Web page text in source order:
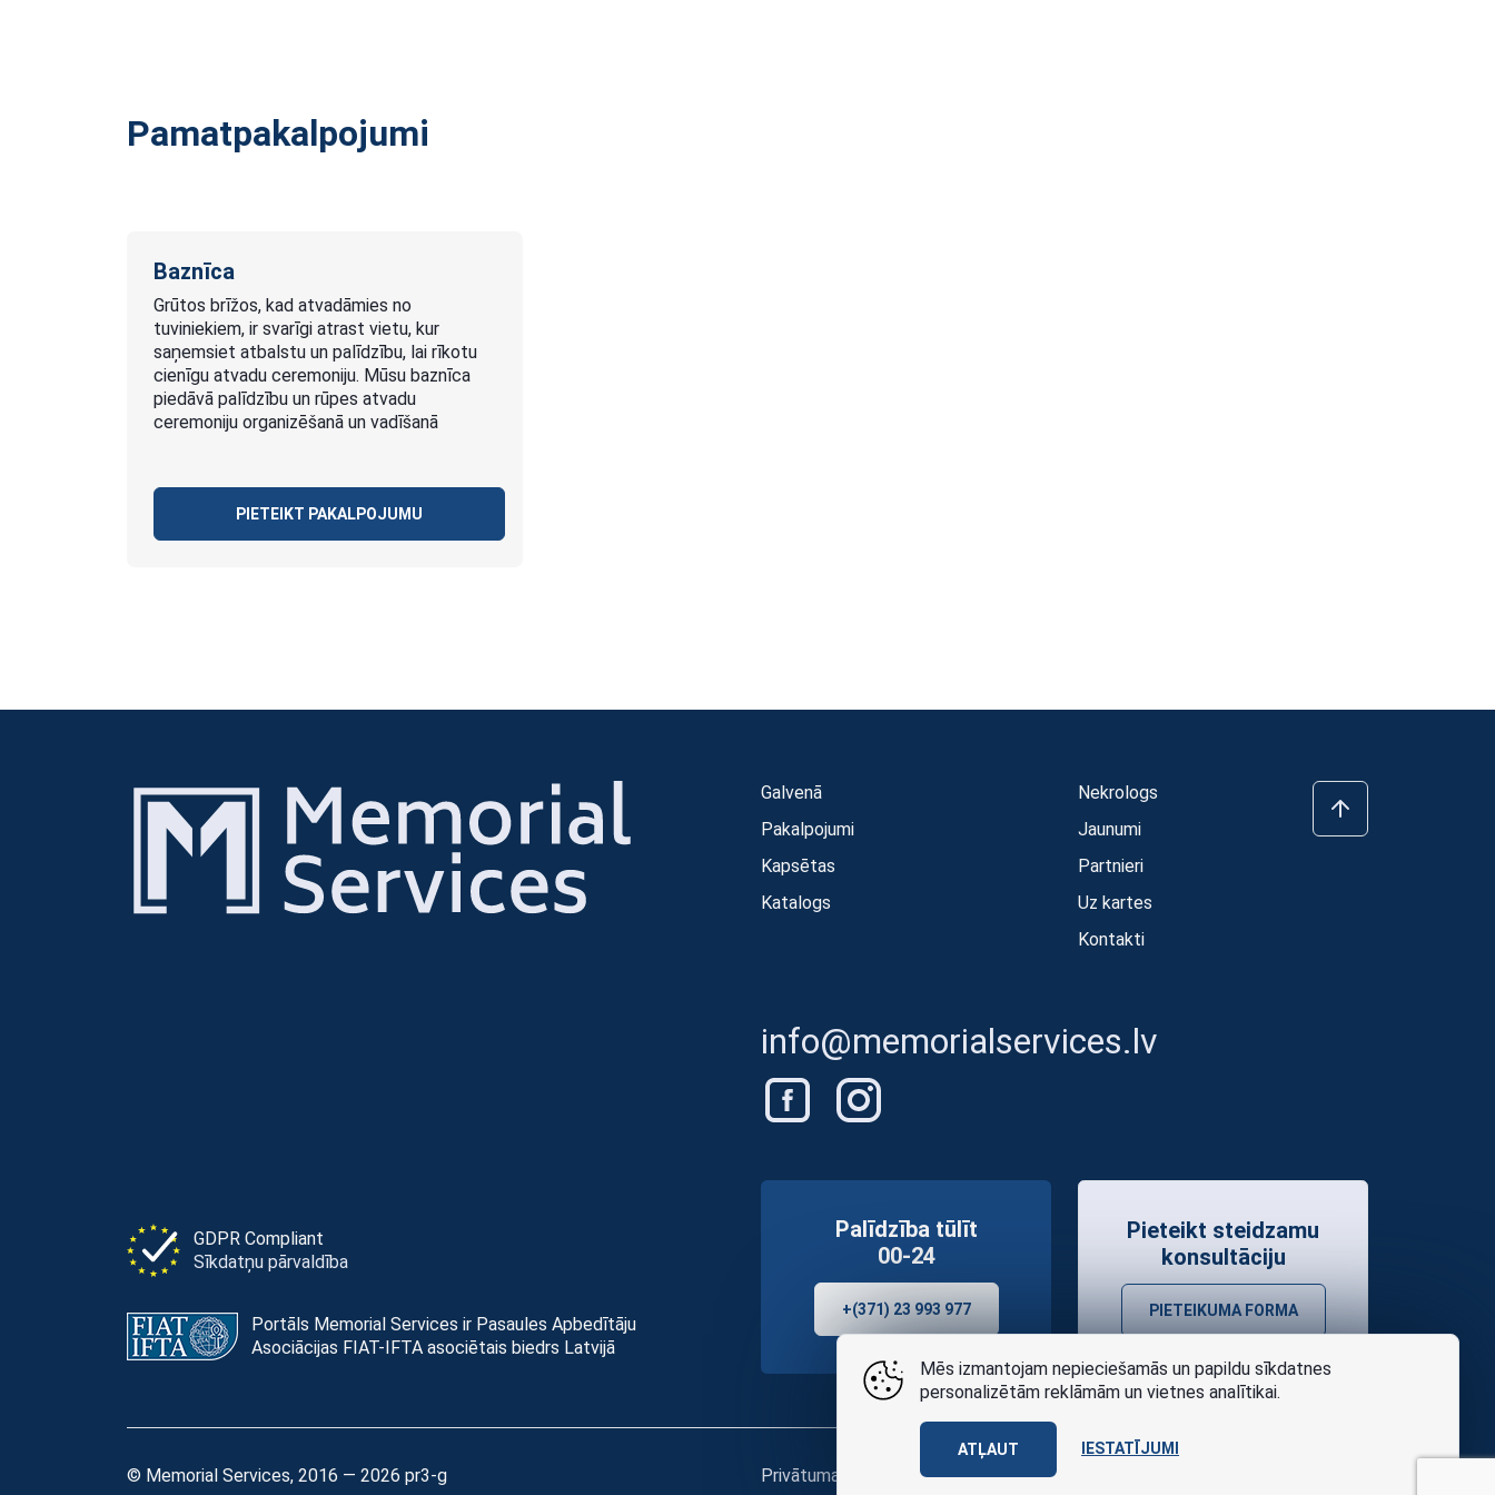
Pamatpakalpojumi
Baznīca
Grūtos brīžos, kad atvadāmies no
tuviniekiem, ir svarīgi atrast vietu, kur
saņemsiet atbalstu un palīdzību, lai rīkotu
cienīgu atvadu ceremoniju. Mūsu baznīca
piedāvā palīdzību un rūpes atvadu
ceremoniju organizēšanā un vadīšanā
PIETEIKT PAKALPOJUMU
Galvenā
Pakalpojumi
Kapsētas
Katalogs
Nekrologs
Jaunumi
Partnieri
Uz kartes
Kontakti
info@memorialservices.lv
GDPR Compliant
Sīkdatņu pārvaldība
Portāls Memorial Services ir Pasaules Apbedītāju
Asociācijas FIAT-IFTA asociētais biedrs Latvijā
Palīdzība tūlīt
00-24
+(371) 23 993 977
Pieteikt steidzamu
konsultāciju
PIETEIKUMA FORMA
© Memorial Services, 2016 — 2026 pr3-g Privātuma politikai unlietošanas noteikumi
Mēs izmantojam nepieciešamās un papildu sīkdatnes
personalizētām reklāmām un vietnes analītikai.
ATĻAUT IESTATĪJUMI